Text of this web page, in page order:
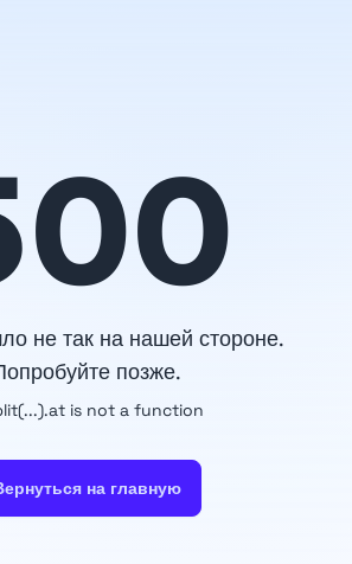
не так на нашей стороне.
позже.
is not a function
на главную